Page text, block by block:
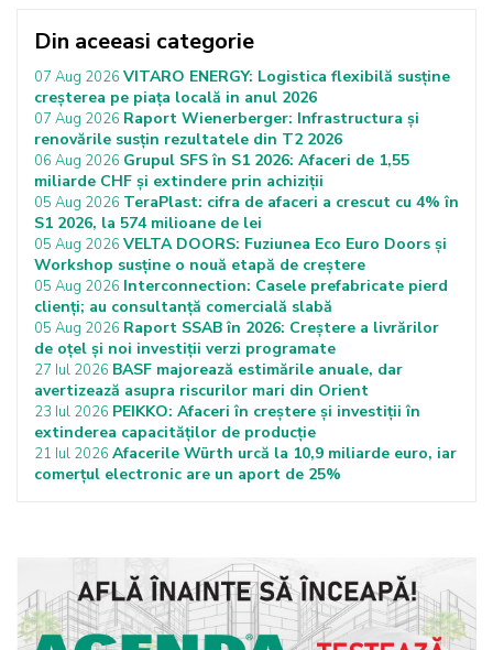
Din aceeasi categorie
07 Aug 2026 VITARO ENERGY: Logistica flexibilă susține
creșterea pe piața locală in anul 2026
07 Aug 2026 Raport Wienerberger: Infrastructura și
renovările susțin rezultatele din T2 2026
06 Aug 2026 Grupul SFS în S1 2026: Afaceri de 1,55
miliarde CHF și extindere prin achiziții
05 Aug 2026 TeraPlast: cifra de afaceri a crescut cu 4% în
S1 2026, la 574 milioane de lei
05 Aug 2026 VELTA DOORS: Fuziunea Eco Euro Doors și
Workshop susține o nouă etapă de creștere
05 Aug 2026 Interconnection: Casele prefabricate pierd
clienți; au consultanță comercială slabă
05 Aug 2026 Raport SSAB în 2026: Creștere a livrărilor
de oțel și noi investiții verzi programate
27 Iul 2026 BASF majorează estimările anuale, dar
avertizează asupra riscurilor mari din Orient
23 Iul 2026 PEIKKO: Afaceri în creștere și investiții în
extinderea capacităților de producție
21 Iul 2026 Afacerile Würth urcă la 10,9 miliarde euro, iar
comerțul electronic are un aport de 25%